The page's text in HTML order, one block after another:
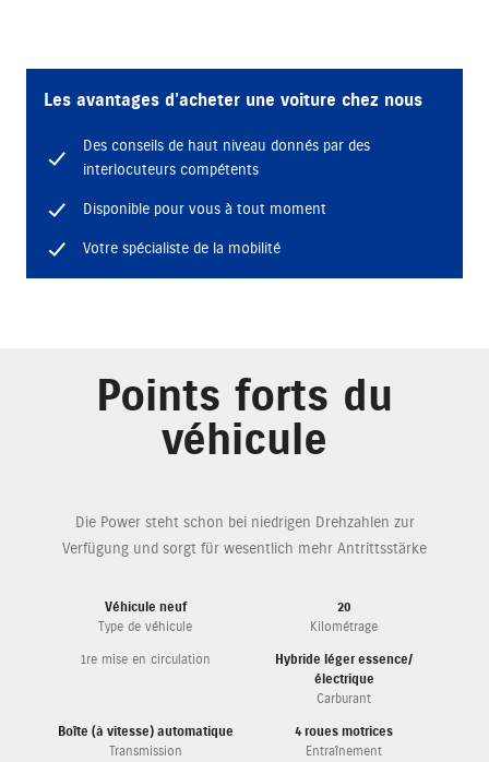
Les avantages d’acheter une voiture chez nous
Des conseils de haut niveau donnés par des
interlocuteurs compétents
Disponible pour vous à tout moment
Votre spécialiste de la mobilité
Points forts du
véhicule
Die Power steht schon bei niedrigen Drehzahlen zur
Verfügung und sorgt für wesentlich mehr Antrittsstärke
Véhicule neuf
Type de véhicule
20
Kilométrage
1re mise en circulation
Hybride léger essence/
électrique
Carburant
Boîte (à vitesse) automatique
Transmission
4 roues motrices
Entraînement